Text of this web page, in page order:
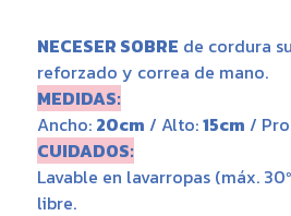
NECESER SOBRE de cordura
reforzado y correa de mano.
MEDIDAS:
Ancho: 20cm / Alto:15cm /
CUIDADOS:
Lavable en lavarropas (máx.
libre.